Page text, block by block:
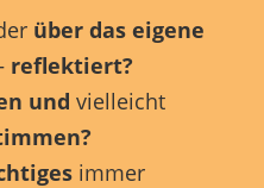
über das eigene
reflektiert?
und vielleicht
immer
Speichern
akzeptieren